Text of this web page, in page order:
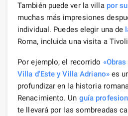
También puede ver la villa por
muchas más impresiones
individual. Puedes elegir una de
Roma, incluida una visita a
Por ejemplo, el recorrido
Villa d'Este y Villa Adriano»es
profundizar en la historia
Renacimiento. Un guía
te llevará por las sombreadas